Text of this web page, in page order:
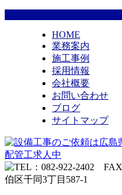
HOME
業務案内
施工事例
採用情報
会社概要
お問い合わせ
ブログ
サイトマップ